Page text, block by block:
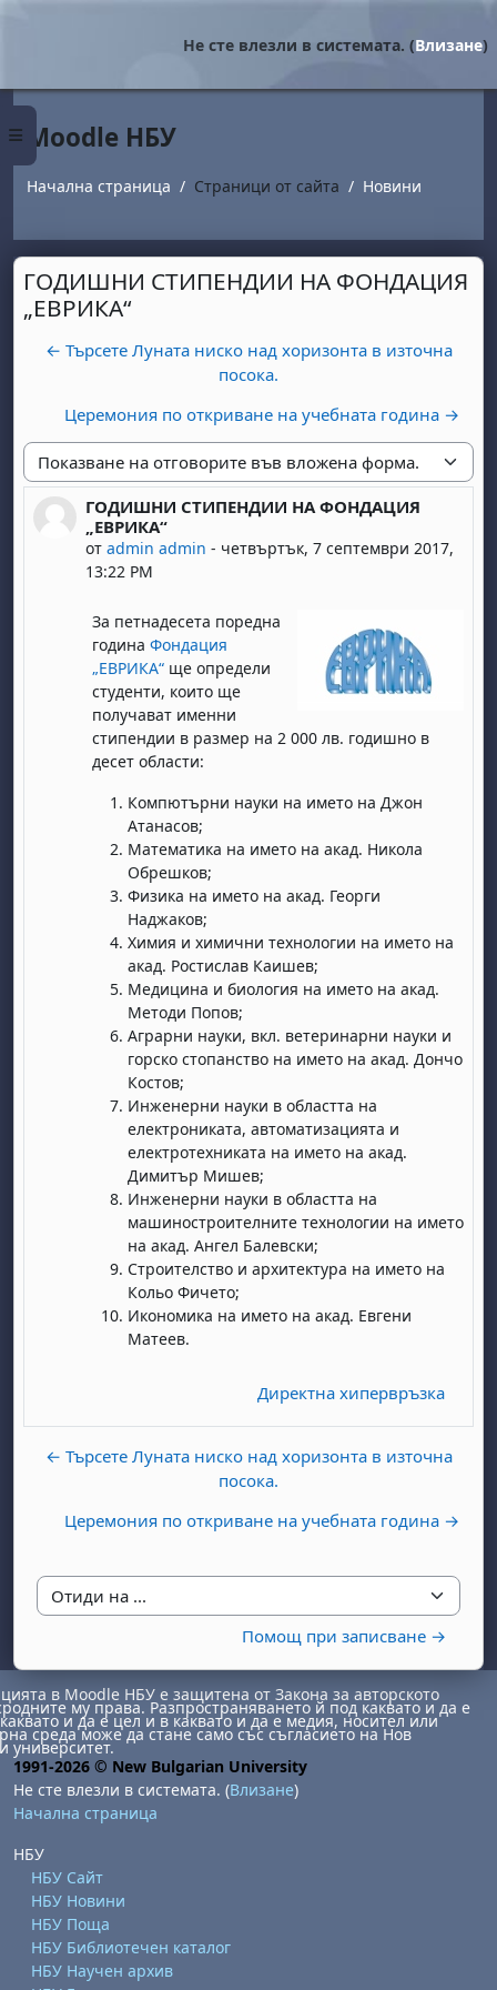
Страничен панел
Не сте влезли в системата. (Влизане)
Moodle НБУ
Начална страница Страници от сайта Новини
ГОДИШНИ СТИПЕНДИИ НА ФОНДАЦИЯ
„ЕВРИКА“
← Търсете Луната ниско над хоризонта в източна
посока.
Церемония по откриване на учебната година →
Начин на показване
ГОДИШНИ СТИПЕНДИИ НА ФОНДАЦИЯ
„ЕВРИКА“
от admin admin - четвъртък, 7 септември 2017,
13:22 PM
Number of replies: 0
За петнадесета поредна
година Фондация
„ЕВРИКА“ ще определи
студенти, които ще
получават именни
стипендии в размер на 2 000 лв. годишно в
десет области:
Компютърни науки на името на Джон
Атанасов;
Математика на името на акад. Никола
Обрешков;
Физика на името на акад. Георги
Наджаков;
Химия и химични технологии на името на
акад. Ростислав Каишев;
Медицина и биология на името на акад.
Методи Попов;
Аграрни науки, вкл. ветеринарни науки и
горско стопанство на името на акад. Дончо
Костов;
Инженерни науки в областта на
електрониката, автоматизацията и
електротехниката на името на акад.
Димитър Мишев;
Инженерни науки в областта на
машиностроителните технологии на името
на акад. Ангел Балевски;
Строителство и архитектура на името на
Кольо Фичето;
Икономика на името на акад. Евгени
Матеев.
Директна хипервръзка
← Търсете Луната ниско над хоризонта в източна
посока.
Церемония по откриване на учебната година →
Отиди на ...
Помощ при записване →
1 август
неделя, 2 август
неделя, 9 август
15 август
неделя, 16 август
неделя, 23 август
неделя, 30 август
в Moodle НБУ е защитена от Закона за авторското
му права. Разпространяването й под каквато и да е
и да е цел и в каквато и да е медия, носител или
среда може да стане само със съгласието на Нов
университет.
1991-2026 © New Bulgarian University
Не сте влезли в системата. (Влизане)
Начална страница
НБУ
НБУ Сайт
НБУ Новини
НБУ Поща
НБУ Библиотечен каталог
НБУ Научен архив